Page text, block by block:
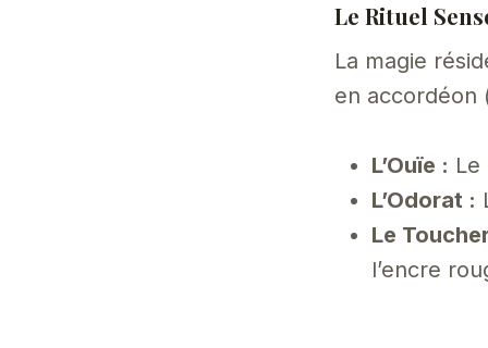
Le Rituel
La magie
en accordéon
L’Ouïe :
L’Odorat :
Le
l’encre